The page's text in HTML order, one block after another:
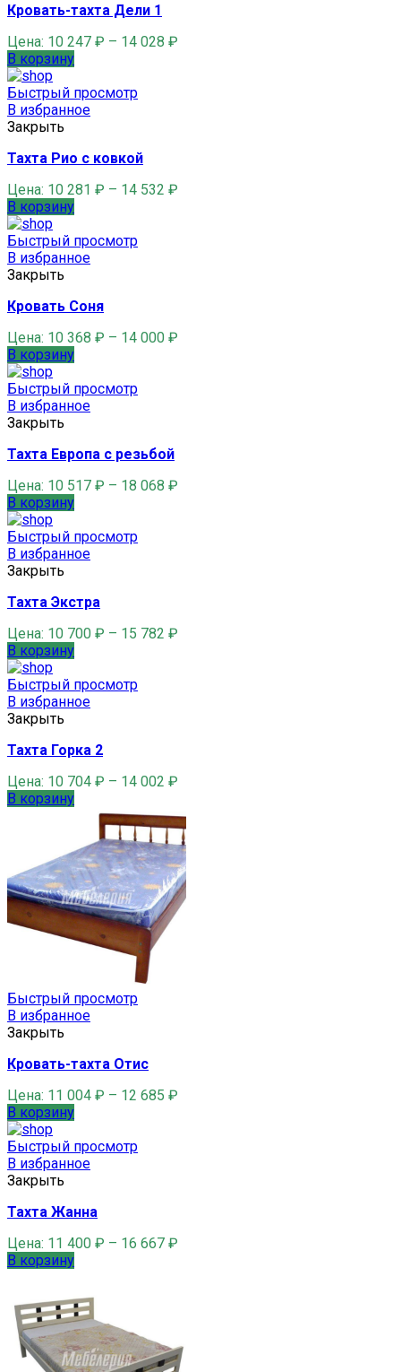
Кровать-тахта Дели 1
Цена: 10 247 ₽ – 14 028 ₽
В корзину
Быстрый просмотр
В избранное
Закрыть
Тахта Рио с ковкой
Цена: 10 281 ₽ – 14 532 ₽
В корзину
Быстрый просмотр
В избранное
Закрыть
Кровать Соня
Цена: 10 368 ₽ – 14 000 ₽
В корзину
Быстрый просмотр
В избранное
Закрыть
Тахта Европа с резьбой
Цена: 10 517 ₽ – 18 068 ₽
В корзину
Быстрый просмотр
В избранное
Закрыть
Тахта Экстра
Цена: 10 700 ₽ – 15 782 ₽
В корзину
Быстрый просмотр
В избранное
Закрыть
Тахта Горка 2
Цена: 10 704 ₽ – 14 002 ₽
В корзину
Быстрый просмотр
В избранное
Закрыть
Кровать-тахта Отис
Цена: 11 004 ₽ – 12 685 ₽
В корзину
Быстрый просмотр
В избранное
Закрыть
Тахта Жанна
Цена: 11 400 ₽ – 16 667 ₽
В корзину